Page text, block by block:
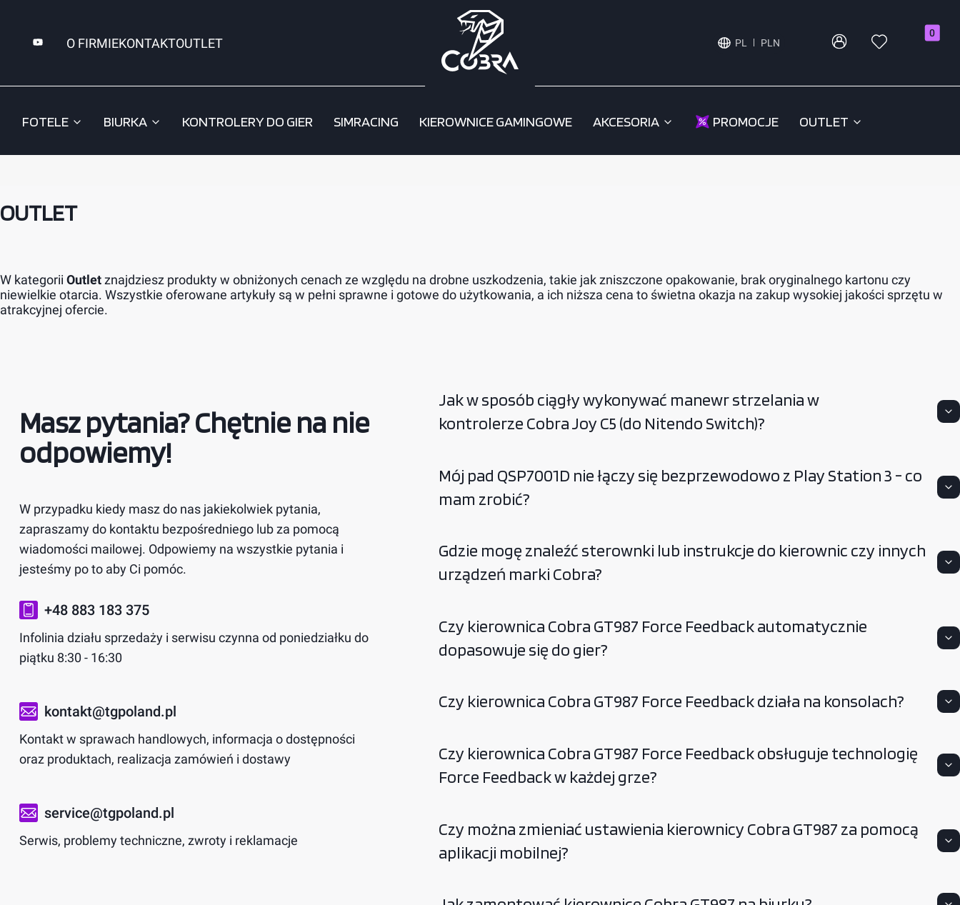
O FIRMIEKONTAKTOUTLET PL PLN
FOTELE BIURKA KONTROLERY DO GIER SIMRACING KIEROWNICE GAMINGOWE AKCESORIA PROMOCJE OUTLET
OUTLET
W kategorii Outletznajdziesz produkty w obniżonych cenach ze względu na drobne uszkodzenia, takie jak zniszczone opakowanie, brak oryginalnego kartonu czy
niewielkie otarcia. Wszystkie oferowane artykuły są w pełni sprawne i gotowe do użytkowania, a ich niższa cena to świetna okazja na zakup wysokiej jakości sprzętu w
atrakcyjnej ofercie.
Masz pytania? Chętnie na nie
odpowiemy!
W przypadku kiedy masz do nas jakiekolwiek pytania,
zapraszamy do kontaktu bezpośredniego lub za pomocą
wiadomości mailowej. Odpowiemy na wszystkie pytania i
jesteśmy po to aby Ci pomóc.
+48 883 183 375
Infolinia działu sprzedaży i serwisu czynna od poniedziałku do
piątku 8:30 - 16:30
kontakt@tgpoland.pl
Kontakt w sprawach handlowych, informacja o dostępności
oraz produktach, realizacja zamówień i dostawy
service@tgpoland.pl
Serwis, problemy techniczne, zwroty i reklamacje
Jak w sposób ciągły wykonywać manewr strzelania w
kontrolerze Cobra Joy C5 (do Nitendo Switch)?
Mój pad QSP7001D nie łączy się bezprzewodowo z Play Station 3 - co
mam zrobić?
Gdzie mogę znaleźć sterownki lub instrukcje do kierownic czy innych
urządzeń marki Cobra?
Czy kierownica Cobra GT987 Force Feedback automatycznie
dopasowuje się do gier?
Czy kierownica Cobra GT987 Force Feedback działa na konsolach?
Czy kierownica Cobra GT987 Force Feedback obsługuje technologię
Force Feedback w każdej grze?
Czy można zmieniać ustawienia kierownicy Cobra GT987 za pomocą
aplikacji mobilnej?